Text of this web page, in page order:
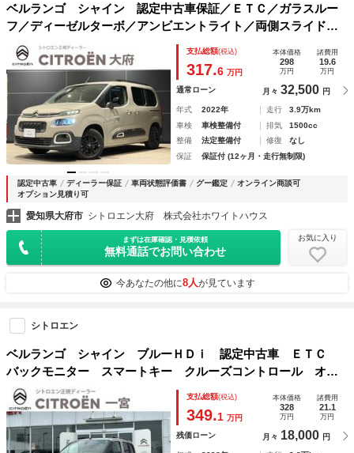
ベルランゴ シャイン 認定中古車保証／ＥＴＣ／ガラスルー
フ／ディーゼルターボ／アンビエントライト／両側スライドド
ア／純正ラバーマット／ＡＣＣ／ＡＡＣ／ＢＳＭ／バックカメ
ラ／サイドカメラ／カープレイ／アンドロイドオート
支払総額(税込)
317.6 万円
本体価格
298
万円
諸費用
19.6
万円
通常ローン 月々 32,500 円
年式 2022年 走行
3.9万km
車検
車検整備付 排気
1500cc
整備
法定整備付 修復
なし
保証
保証付 (12ヶ月・走行無制限)
認定中古車 ディーラー保証 車両状態評価書 グー鑑定
オンライン商談可
オプション見積り可
愛知県大府市 シトロエン大府 株式会社ホワイトハウス
まずは在庫確認・見積依頼
無料通話でお問い合わせ
お気に入り
今あなたの他に8人が見ています
シトロエン
ベルランゴ シャイン ブルーＨＤｉ 認定中古車 ＥＴＣ
バックモニター スマートキー クルーズコントロール オー
トエアコン ＡｐｐｌｅＣａｒＰｌａｙ ＡｎｄｒｏｉｄＡｕ
ｔｏ ブラインドスポットモニター
支払総額(税込)
349.1 万円
本体価格
328
万円
諸費用
21.1
万円
残価ローン 月々 18,000 円